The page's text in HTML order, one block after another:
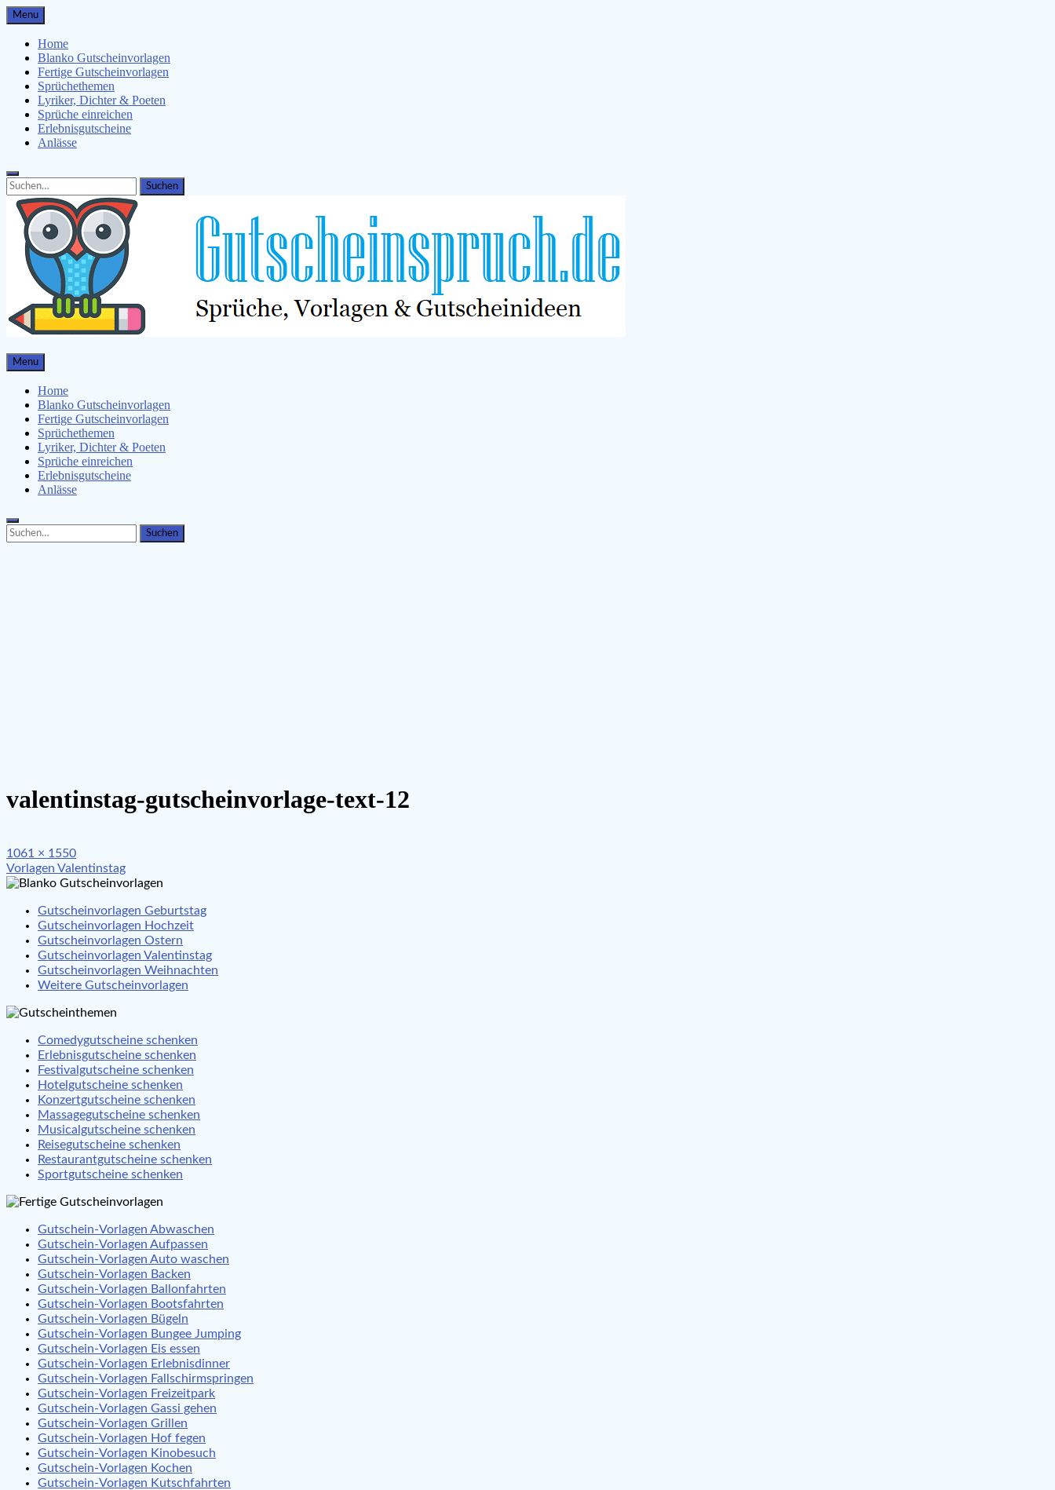
Skip
to
content
Menu
Home
Blanko Gutscheinvorlagen
Fertige Gutscheinvorlagen
Sprüchethemen
Lyriker, Dichter & Poeten
Sprüche einreichen
Erlebnisgutscheine
Anlässe
Search
for:
Search
Gutscheinspruch.de
Gutscheinsprüche & Gutscheinvorlagen finden
Menu
Home
Blanko Gutscheinvorlagen
Fertige Gutscheinvorlagen
Sprüchethemen
Lyriker, Dichter & Poeten
Sprüche einreichen
Erlebnisgutscheine
Anlässe
Search
for:
Search
valentinstag-gutscheinvorlage-text-12
Full
size
1061 × 1550
Beitragsnavigation
Vorlagen Valentinstag
Gutscheinvorlagen Geburtstag
Gutscheinvorlagen Hochzeit
Gutscheinvorlagen Ostern
Gutscheinvorlagen Valentinstag
Gutscheinvorlagen Weihnachten
Weitere Gutscheinvorlagen
Comedygutscheine schenken
Erlebnisgutscheine schenken
Festivalgutscheine schenken
Hotelgutscheine schenken
Konzertgutscheine schenken
Massagegutscheine schenken
Musicalgutscheine schenken
Reisegutscheine schenken
Restaurantgutscheine schenken
Sportgutscheine schenken
Gutschein-Vorlagen Abwaschen
Gutschein-Vorlagen Aufpassen
Gutschein-Vorlagen Auto waschen
Gutschein-Vorlagen Backen
Gutschein-Vorlagen Ballonfahrten
Gutschein-Vorlagen Bootsfahrten
Gutschein-Vorlagen Bügeln
Gutschein-Vorlagen Bungee Jumping
Gutschein-Vorlagen Eis essen
Gutschein-Vorlagen Erlebnisdinner
Gutschein-Vorlagen Fallschirmspringen
Gutschein-Vorlagen Freizeitpark
Gutschein-Vorlagen Gassi gehen
Gutschein-Vorlagen Grillen
Gutschein-Vorlagen Hof fegen
Gutschein-Vorlagen Kinobesuch
Gutschein-Vorlagen Kochen
Gutschein-Vorlagen Kutschfahrten